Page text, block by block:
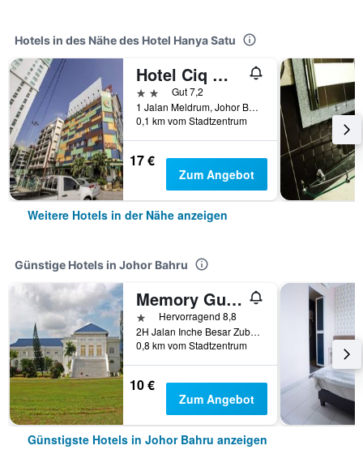
Hotels in des Nähe des Hotel Hanya Satu
Hotel Ciq @ Wong Ah Fook
2 SterneGut 7,2
1 Jalan Meldrum, Johor Bahru, Malaysia
0,1 km vom Stadtzentrum
17 €
Zum Angebot
Weitere Hotels in der Nähe anzeigen
Günstige Hotels in Johor Bahru
Memory Guesthouse Jb
1 SternHervorragend 8,8
2H Jalan Inche Besar Zubaidah, Johor Bahru, Malaysia
0,8 km vom Stadtzentrum
10 €
Zum Angebot
Günstigste Hotels in Johor Bahru anzeigen